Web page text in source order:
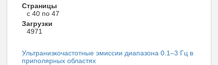
Страницы
с 40 по 47
Загрузки
4971
Ультранизкочастотные эмиссии диапазона 0.1–3 Гц в
приполярных областях